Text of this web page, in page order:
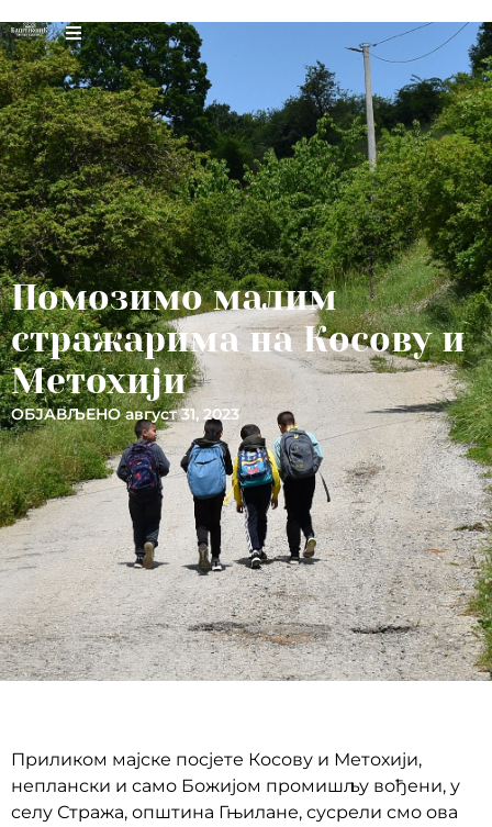
Помозимо малим
стражарима на Косову и
Метохији
ОБЈАВЉЕНО август 31, 2023
Приликом мајске посјете Косову и Метохији,
неплански и само Божијом промишљу вођени, у
селу Стража, општина Гњилане, сусрели смо ова